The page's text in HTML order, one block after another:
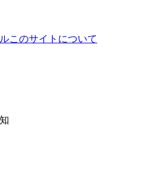
このサイトについて